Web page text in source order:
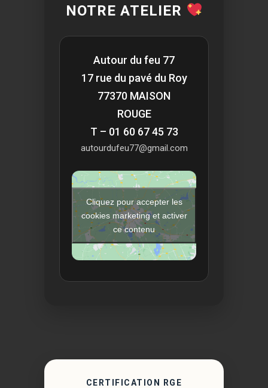
NOTRE ATELIER
Autour du feu 77
17 rue du pavé du Roy
77370 MAISON
ROUGE
T – 01 60 67 45 73
autourdufeu77@gmail.com
Cliquez pour accepter les
cookies marketing et activer
ce contenu
CERTIFICATION RGE